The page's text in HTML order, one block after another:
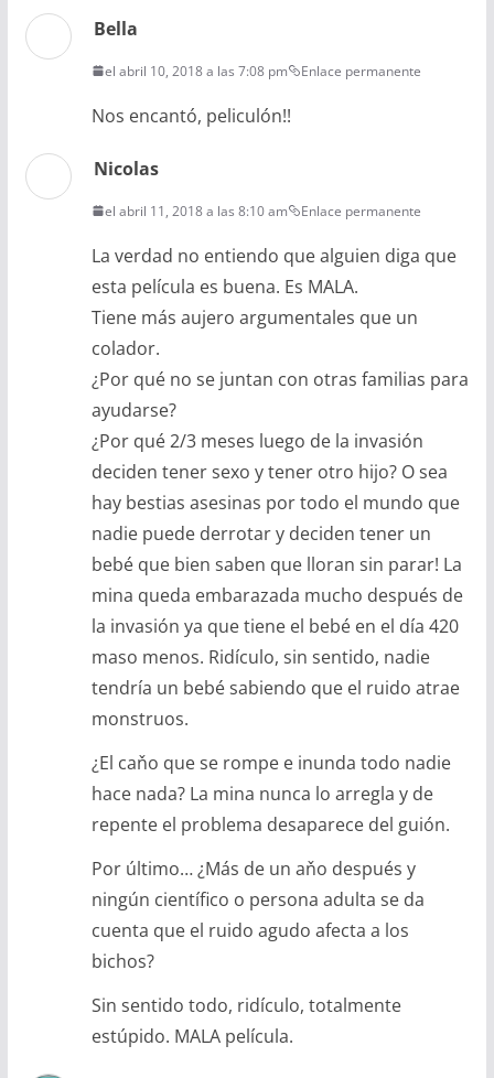
Bella
el abril 10, 2018 a las 7:08 pm Enlace permanente
Nos encantó, peliculón!!
Nicolas
el abril 11, 2018 a las 8:10 am Enlace permanente
La verdad no entiendo que alguien diga que
esta película es buena. Es MALA.
Tiene más aujero argumentales que un
colador.
¿Por qué no se juntan con otras familias para
ayudarse?
¿Por qué 2/3 meses luego de la invasión
deciden tener sexo y tener otro hijo? O sea
hay bestias asesinas por todo el mundo que
nadie puede derrotar y deciden tener un
bebé que bien saben que lloran sin parar! La
mina queda embarazada mucho después de
la invasión ya que tiene el bebé en el día 420
maso menos. Ridículo, sin sentido, nadie
tendría un bebé sabiendo que el ruido atrae
monstruos.
¿El caňo que se rompe e inunda todo nadie
hace nada? La mina nunca lo arregla y de
repente el problema desaparece del guión.
Por último… ¿Más de un aňo después y
ningún científico o persona adulta se da
cuenta que el ruido agudo afecta a los
bichos?
Sin sentido todo, ridículo, totalmente
estúpido. MALA película.